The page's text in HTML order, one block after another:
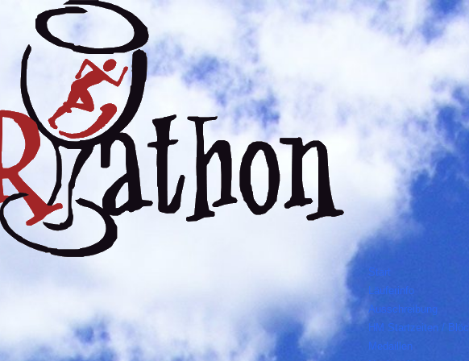
Start
Läuferinfo
Ausschreibung
HM Startzeiten /
Medaillen